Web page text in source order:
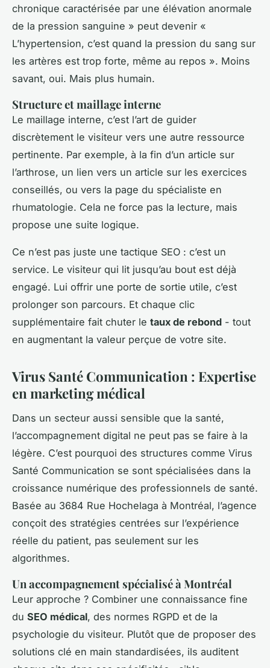
chronique caractérisée par une élévation anormale
de la pression sanguine » peut devenir «
L’hypertension, c’est quand la pression du sang sur
les artères est trop forte, même au repos ». Moins
savant, oui. Mais plus humain.
Structure et maillage interne
Le maillage interne, c’est l’art de guider
discrètement le visiteur vers une autre ressource
pertinente. Par exemple, à la fin d’un article sur
l’arthrose, un lien vers un article sur les exercices
conseillés, ou vers la page du spécialiste en
rhumatologie. Cela ne force pas la lecture, mais
propose une suite logique.
Ce n’est pas juste une tactique SEO : c’est un
service. Le visiteur qui lit jusqu’au bout est déjà
engagé. Lui offrir une porte de sortie utile, c’est
prolonger son parcours. Et chaque clic
supplémentaire fait chuter le taux de rebond - tout
en augmentant la valeur perçue de votre site.
Virus Santé Communication : Expertise
en marketing médical
Dans un secteur aussi sensible que la santé,
l’accompagnement digital ne peut pas se faire à la
légère. C’est pourquoi des structures comme Virus
Santé Communication se sont spécialisées dans la
croissance numérique des professionnels de santé.
Basée au 3684 Rue Hochelaga à Montréal, l’agence
conçoit des stratégies centrées sur l’expérience
réelle du patient, pas seulement sur les
algorithmes.
Un accompagnement spécialisé à Montréal
Leur approche ? Combiner une connaissance fine
du SEO médical, des normes RGPD et de la
psychologie du visiteur. Plutôt que de proposer des
solutions clé en main standardisées, ils auditent